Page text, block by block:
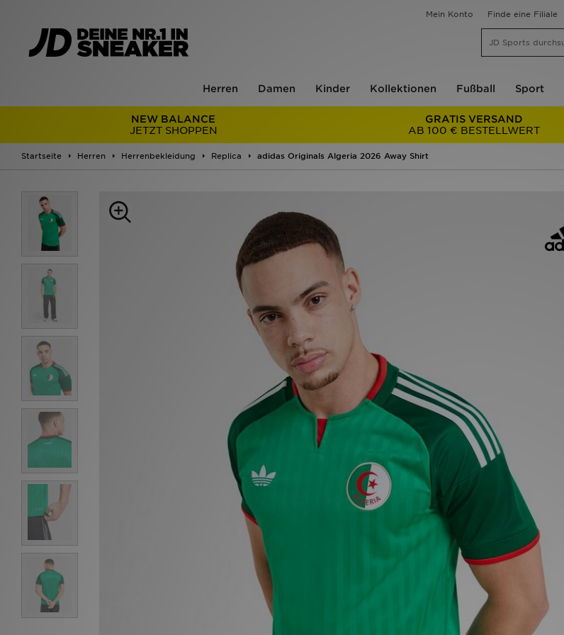
Mein Konto Finde eine Filiale
Herren Damen Kinder Kollektionen Fußball Sport
NEW BALANCE
JETZT SHOPPEN
GRATIS VERSAND
AB 100 € BESTELLWERT
Startseite Herren Herrenbekleidung Replica adidas Originals Algeria 2026 Away Shirt